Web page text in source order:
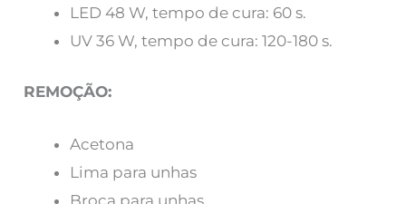
LED 48 W, tempo de cura: 60 s.
UV 36 W, tempo de cura: 120-180 s.
REMOÇÃO:
Acetona
Lima para unhas